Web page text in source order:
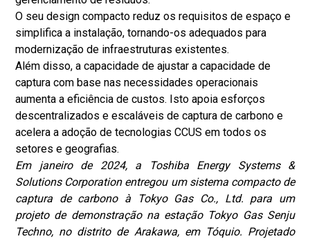
O seu design compacto reduz os requisitos de espaço e
simplifica a instalação, tornando-os adequados para
modernização de infraestruturas existentes.
Além disso, a capacidade de ajustar a capacidade de
captura com base nas necessidades operacionais
aumenta a eficiência de custos. Isto apoia esforços
descentralizados e escaláveis ​​de captura de carbono e
acelera a adoção de tecnologias CCUS em todos os
setores e geografias.
Em janeiro de 2024, a Toshiba Energy Systems &
Solutions Corporation entregou um sistema compacto de
captura de carbono à Tokyo Gas Co., Ltd. para um
projeto de demonstração na estação Tokyo Gas Senju
Techno, no distrito de Arakawa, em Tóquio. Projetado